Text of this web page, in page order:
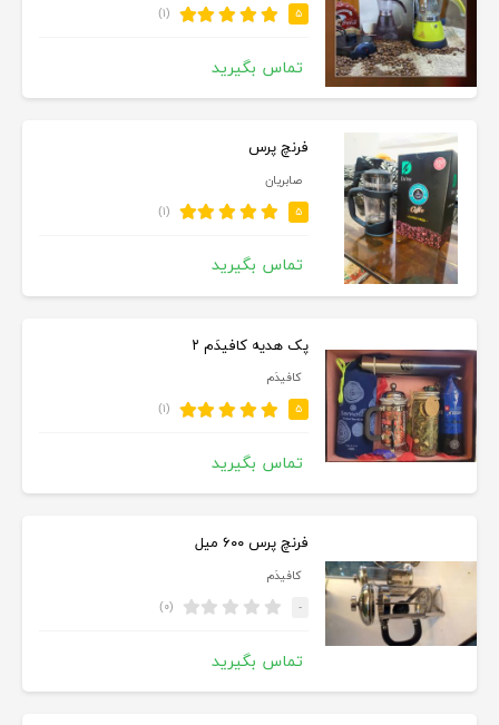
۵ (۱)
تماس بگیرید
فرنچ پرس
صابریان
۵ (۱)
تماس بگیرید
پک هدیه کافیدَم ۲
کافیدَم
۵ (۱)
تماس بگیرید
فرنچ پرس ۶۰۰ میل
کافیدَم
- (۰)
تماس بگیرید